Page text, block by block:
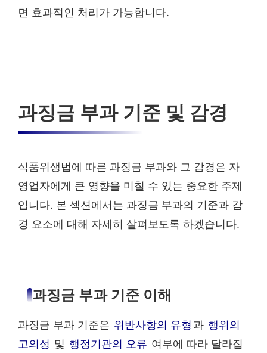
면 효과적인 처리가 가능합니다.
과징금 부과 기준 및 감경
식품위생법에 따른 과징금 부과와 그 감경은 자
영업자에게 큰 영향을 미칠 수 있는 중요한 주제
입니다. 본 섹션에서는 과징금 부과의 기준과 감
경 요소에 대해 자세히 살펴보도록 하겠습니다.
과징금 부과 기준 이해
과징금 부과 기준은 위반사항의 유형 과 행위의
고의성 및 행정기관의 오류 여부에 따라 달라집